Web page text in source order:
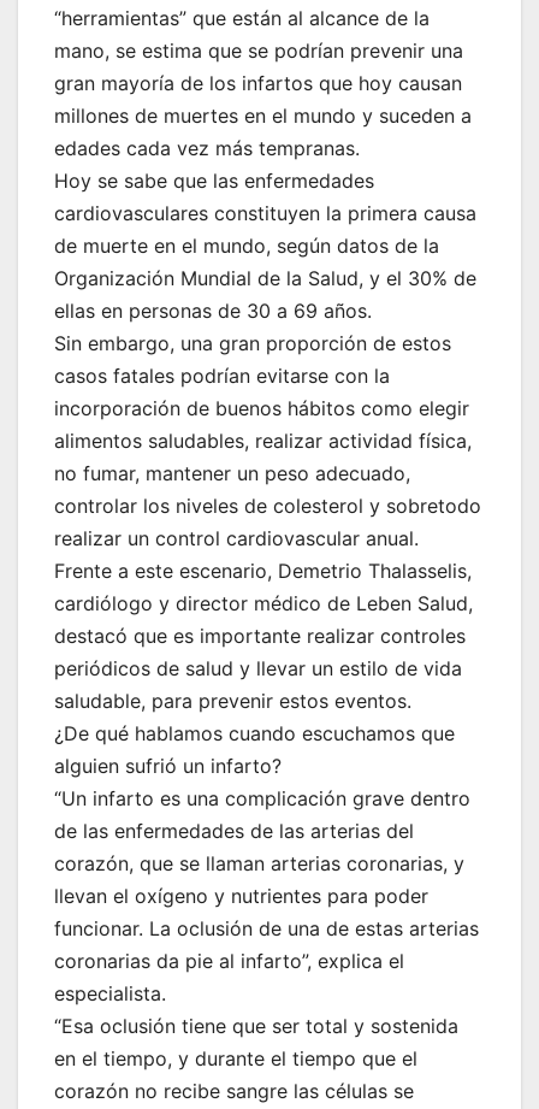
“herramientas” que están al alcance de la
mano, se estima que se podrían prevenir una
gran mayoría de los infartos que hoy causan
millones de muertes en el mundo y suceden a
edades cada vez más tempranas.
Hoy se sabe que las enfermedades
cardiovasculares constituyen la primera causa
de muerte en el mundo, según datos de la
Organización Mundial de la Salud, y el 30% de
ellas en personas de 30 a 69 años.
Sin embargo, una gran proporción de estos
casos fatales podrían evitarse con la
incorporación de buenos hábitos como elegir
alimentos saludables, realizar actividad física,
no fumar, mantener un peso adecuado,
controlar los niveles de colesterol y sobretodo
realizar un control cardiovascular anual.
Frente a este escenario, Demetrio Thalasselis,
cardiólogo y director médico de Leben Salud,
destacó que es importante realizar controles
periódicos de salud y llevar un estilo de vida
saludable, para prevenir estos eventos.
¿De qué hablamos cuando escuchamos que
alguien sufrió un infarto?
“Un infarto es una complicación grave dentro
de las enfermedades de las arterias del
corazón, que se llaman arterias coronarias, y
llevan el oxígeno y nutrientes para poder
funcionar. La oclusión de una de estas arterias
coronarias da pie al infarto”, explica el
especialista.
“Esa oclusión tiene que ser total y sostenida
en el tiempo, y durante el tiempo que el
corazón no recibe sangre las células se